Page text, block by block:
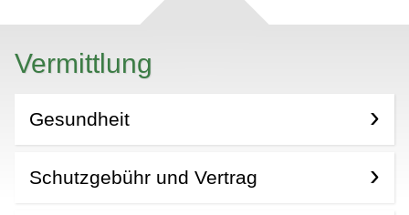
Vermittlung
Gesundheit
Schutzgebühr und Vertrag